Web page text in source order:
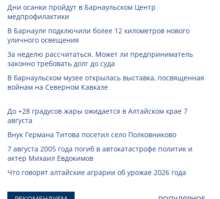
Дни осанки пройдут в Барнаульском Центр
медпрофилактики
В Барнауле подключили более 12 километров нового
уличного освещения
За неделю рассчитаться. Может ли предприниматель
законно требовать долг до суда
В барнаульском музее открылась выставка, посвященная
войнам на Северном Кавказе
До +28 градусов жары ожидается в Алтайском крае 7
августа
Внук Германа Титова посетил село Полковниково
7 августа 2005 года погиб в автокатастрофе политик и
актер Михаил Евдокимов
Что говорят алтайские аграрии об урожае 2026 года